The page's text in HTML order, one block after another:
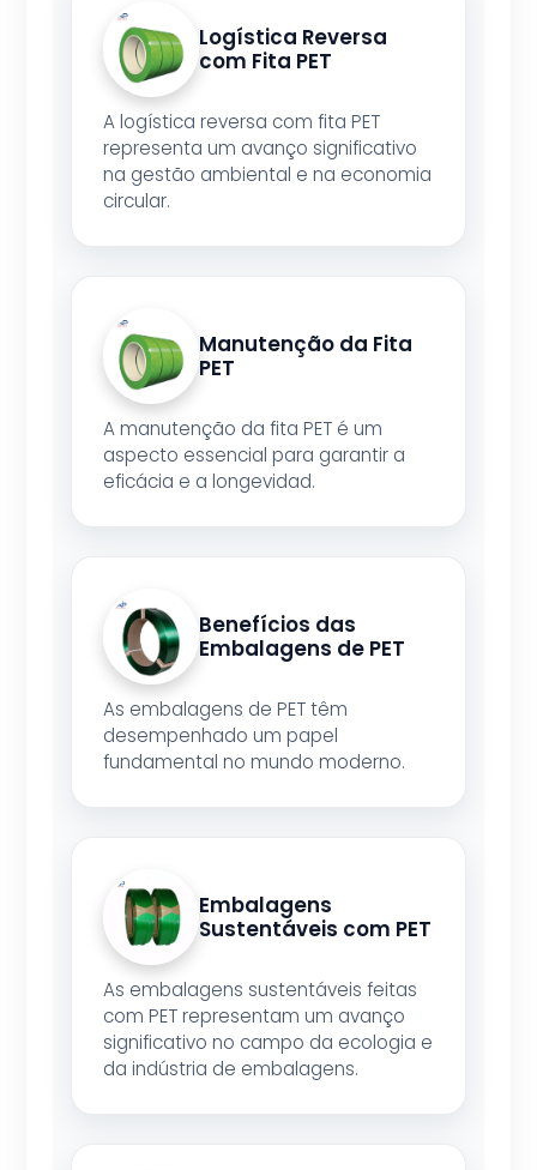
Logística Reversa
com Fita PET
A logística reversa com fita PET
representa um avanço significativo
na gestão ambiental e na economia
circular.
Manutenção da Fita
PET
A manutenção da fita PET é um
aspecto essencial para garantir a
eficácia e a longevidad.
Benefícios das
Embalagens de PET
As embalagens de PET têm
desempenhado um papel
fundamental no mundo moderno.
Embalagens
Sustentáveis com PET
As embalagens sustentáveis feitas
com PET representam um avanço
significativo no campo da ecologia e
da indústria de embalagens.